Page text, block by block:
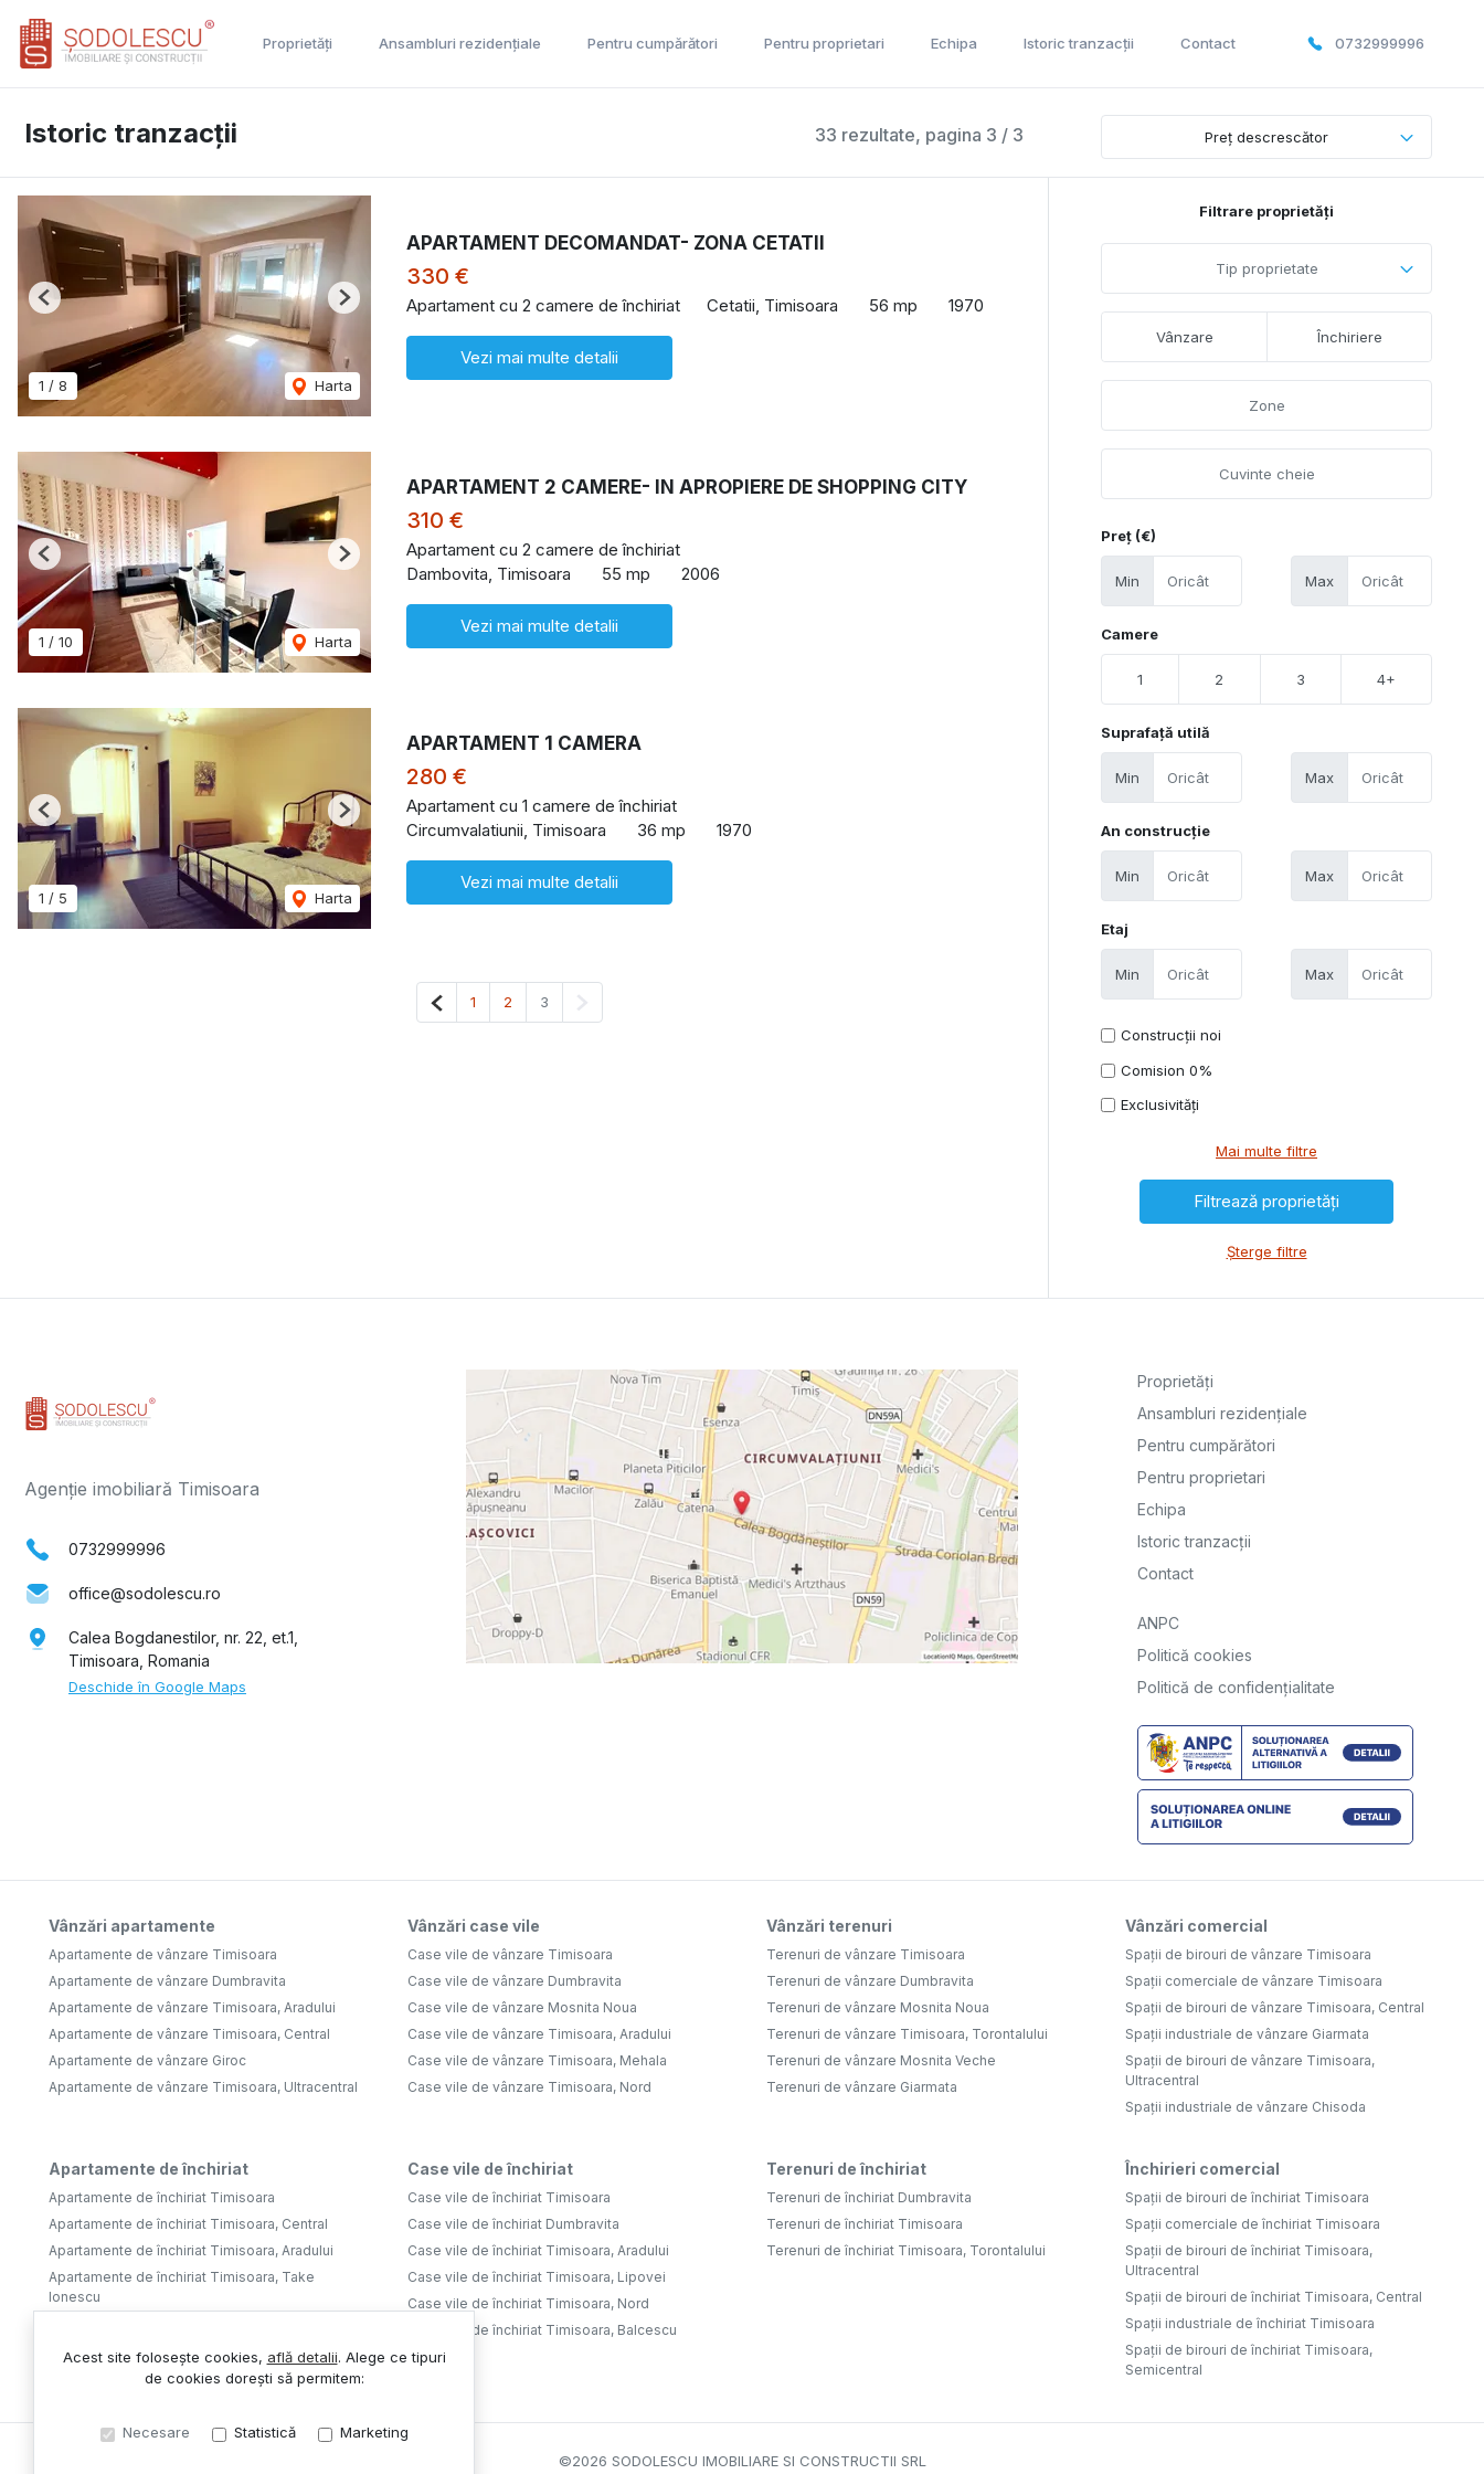
Proprietăți Ansambluri rezidențiale Pentru cumpărători Pentru proprietari Echipa Istoric tranzacții Contact 0732999996
33 rezultate, pagina 3 / 3
Istoric tranzacții Preț descrescător
1 / 8 Harta
Previous Next
APARTAMENT DECOMANDAT- ZONA CETATII
330 €
Apartament cu 2 camere de închiriat Cetatii, Timisoara 56 mp 1970
Vezi mai multe detalii
1 / 10 Harta
Previous Next
APARTAMENT 2 CAMERE- IN APROPIERE DE SHOPPING CITY
310 €
Apartament cu 2 camere de închiriat
Dambovita, Timisoara
55 mp 2006
Vezi mai multe detalii
1 / 5 Harta
Previous Next
APARTAMENT 1 CAMERA
280 €
Apartament cu 1 camere de închiriat
Circumvalatiunii, Timisoara
36 mp 1970
Vezi mai multe detalii
Pagina anterioară
1 2 3
Filtrare proprietăți
Tip proprietate
Vânzare Închiriere
Preț (€)
Min Max
Camere
1 2 3 4+
Suprafață utilă
Min Max
An construcție
Min Max
Etaj
Min Max
Construcții noi
Comision 0%
Exclusivități
Mai multe filtre
Șterge filtre
Agenție imobiliară Timisoara
0732999996
office@sodolescu.ro
Calea Bogdanestilor, nr. 22, et.1,
Timisoara, Romania
Deschide în Google Maps
Proprietăți
Ansambluri rezidențiale
Pentru cumpărători
Pentru proprietari
Echipa
Istoric tranzacții
Contact
ANPC
Politică cookies
Politică de confidențialitate
Vânzări apartamente
Apartamente de vânzare Timisoara
Apartamente de vânzare Dumbravita
Apartamente de vânzare Timisoara, Aradului
Apartamente de vânzare Timisoara, Central
Apartamente de vânzare Giroc
Apartamente de vânzare Timisoara, Ultracentral
Vânzări case vile
Case vile de vânzare Timisoara
Case vile de vânzare Dumbravita
Case vile de vânzare Mosnita Noua
Case vile de vânzare Timisoara, Aradului
Case vile de vânzare Timisoara, Mehala
Case vile de vânzare Timisoara, Nord
Vânzări terenuri
Terenuri de vânzare Timisoara
Terenuri de vânzare Dumbravita
Terenuri de vânzare Mosnita Noua
Terenuri de vânzare Timisoara, Torontalului
Terenuri de vânzare Mosnita Veche
Terenuri de vânzare Giarmata
Vânzări comercial
Spații de birouri de vânzare Timisoara
Spații comerciale de vânzare Timisoara
Spații de birouri de vânzare Timisoara, Central
Spații industriale de vânzare Giarmata
Spații de birouri de vânzare Timisoara,
Ultracentral
Spații industriale de vânzare Chisoda
Apartamente de închiriat
Apartamente de închiriat Timisoara
Apartamente de închiriat Timisoara, Central
Apartamente de închiriat Timisoara, Aradului
Apartamente de închiriat Timisoara, Take
Ionescu
Apartamente de închiriat Dumbravita
Case vile de închiriat
Case vile de închiriat Timisoara
Case vile de închiriat Dumbravita
Case vile de închiriat Timisoara, Aradului
Case vile de închiriat Timisoara, Lipovei
Case vile de închiriat Timisoara, Nord
Case vile de închiriat Timisoara, Balcescu
Terenuri de închiriat
Terenuri de închiriat Dumbravita
Terenuri de închiriat Timisoara
Terenuri de închiriat Timisoara, Torontalului
Închirieri comercial
Spații de birouri de închiriat Timisoara
Spații comerciale de închiriat Timisoara
Spații de birouri de închiriat Timisoara,
Ultracentral
Spații de birouri de închiriat Timisoara, Central
Spații industriale de închiriat Timisoara
Spații de birouri de închiriat Timisoara,
Semicentral
©2026 SODOLESCU IMOBILIARE SI CONSTRUCTII SRL
Acest site folosește cookies, află detalii. Alege ce tipuri
de cookies dorești să permitem:
Necesare Statistică Marketing